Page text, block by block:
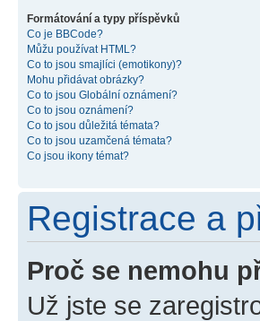
Formátování a typy příspěvků
Co je BBCode?
Můžu používat HTML?
Co to jsou smajlíci (emotikony)?
Mohu přidávat obrázky?
Co to jsou Globální oznámení?
Co to jsou oznámení?
Co to jsou důležitá témata?
Co to jsou uzamčená témata?
Co jsou ikony témat?
Registrace a
Proč se nemohu
Už jste se